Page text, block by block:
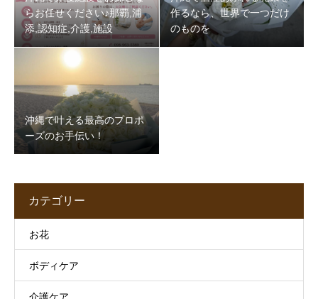
らお任せください♪那覇,浦
添,認知症,介護,施設
作るなら、世界で一つだけ
のものを
沖縄で叶える最高のプロポ
ーズのお手伝い！
カテゴリー
お花
ボディケア
介護ケア